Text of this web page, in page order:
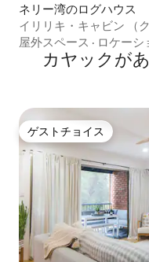
ネリー湾のログハウス
イリリキ・キャビン （
屋外スペース · ロケーシ
カヤックが
ゲストチョイス
ゲストチョイス